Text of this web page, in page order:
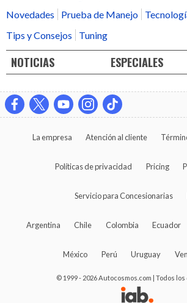
Novedades
Prueba de Manejo
Tips y Consejos
Tuning
NOTICIAS ESPECIALES
La empresa Atención al cliente
Políticas de privacidad Pricing
Servicio para Concesionarias
Argentina Chile Colombia Ecuador
México Perú Uruguay
© 1999 - 2026 Autocosmos.com | Todos